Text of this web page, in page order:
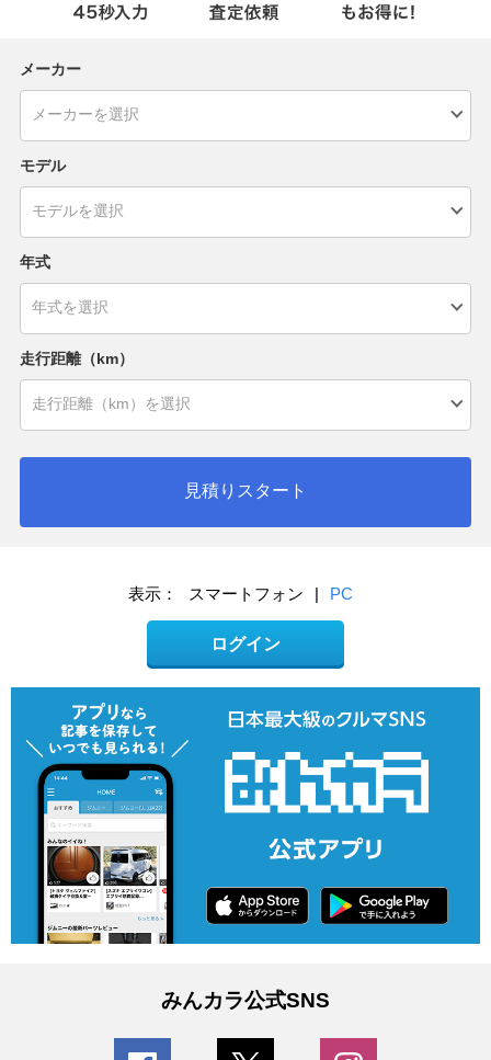
メーカー
モデル
年式
走行距離（km）
見積りスタート
表示： スマートフォン | PC
ログイン
みんカラ公式SNS